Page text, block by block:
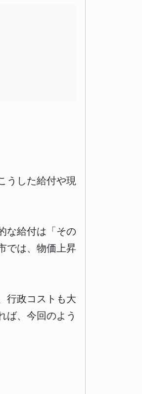
うした給付や現
な給付は「その
では、物価上昇
行政コストも大
ば、今回のよう